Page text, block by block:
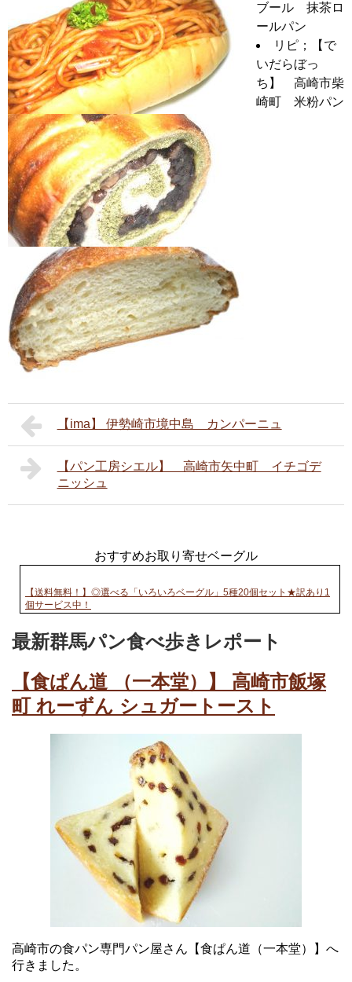
ブール 抹茶ロ
ールパン
リピ；【で
いだらぼっ
ち】 高崎市柴
崎町 米粉パン
【ima】 伊勢崎市境中島 カンパーニュ
【パン工房シエル】 高崎市矢中町 イチゴデ
ニッシュ
おすすめお取り寄せベーグル
【送料無料！】◎選べる「いろいろベーグル」5種20個セット★訳あり1
個サービス中！
最新群馬パン食べ歩きレポート
【食ぱん道 （一本堂）】 高崎市飯塚
町 れーずん シュガートースト
高崎市の食パン専門パン屋さん【食ぱん道（一本堂）】へ
行きました。